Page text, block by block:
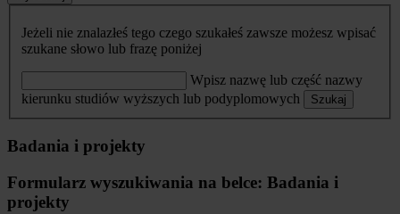
Jeżeli nie znalazłeś tego czego szukałeś zawsze możesz wpisać
szukane słowo lub frazę poniżej
Wpisz nazwę lub część nazwy
kierunku studiów wyższych lub podyplomowych
Szukaj
Badania i projekty
Formularz wyszukiwania na belce: Badania i
projekty